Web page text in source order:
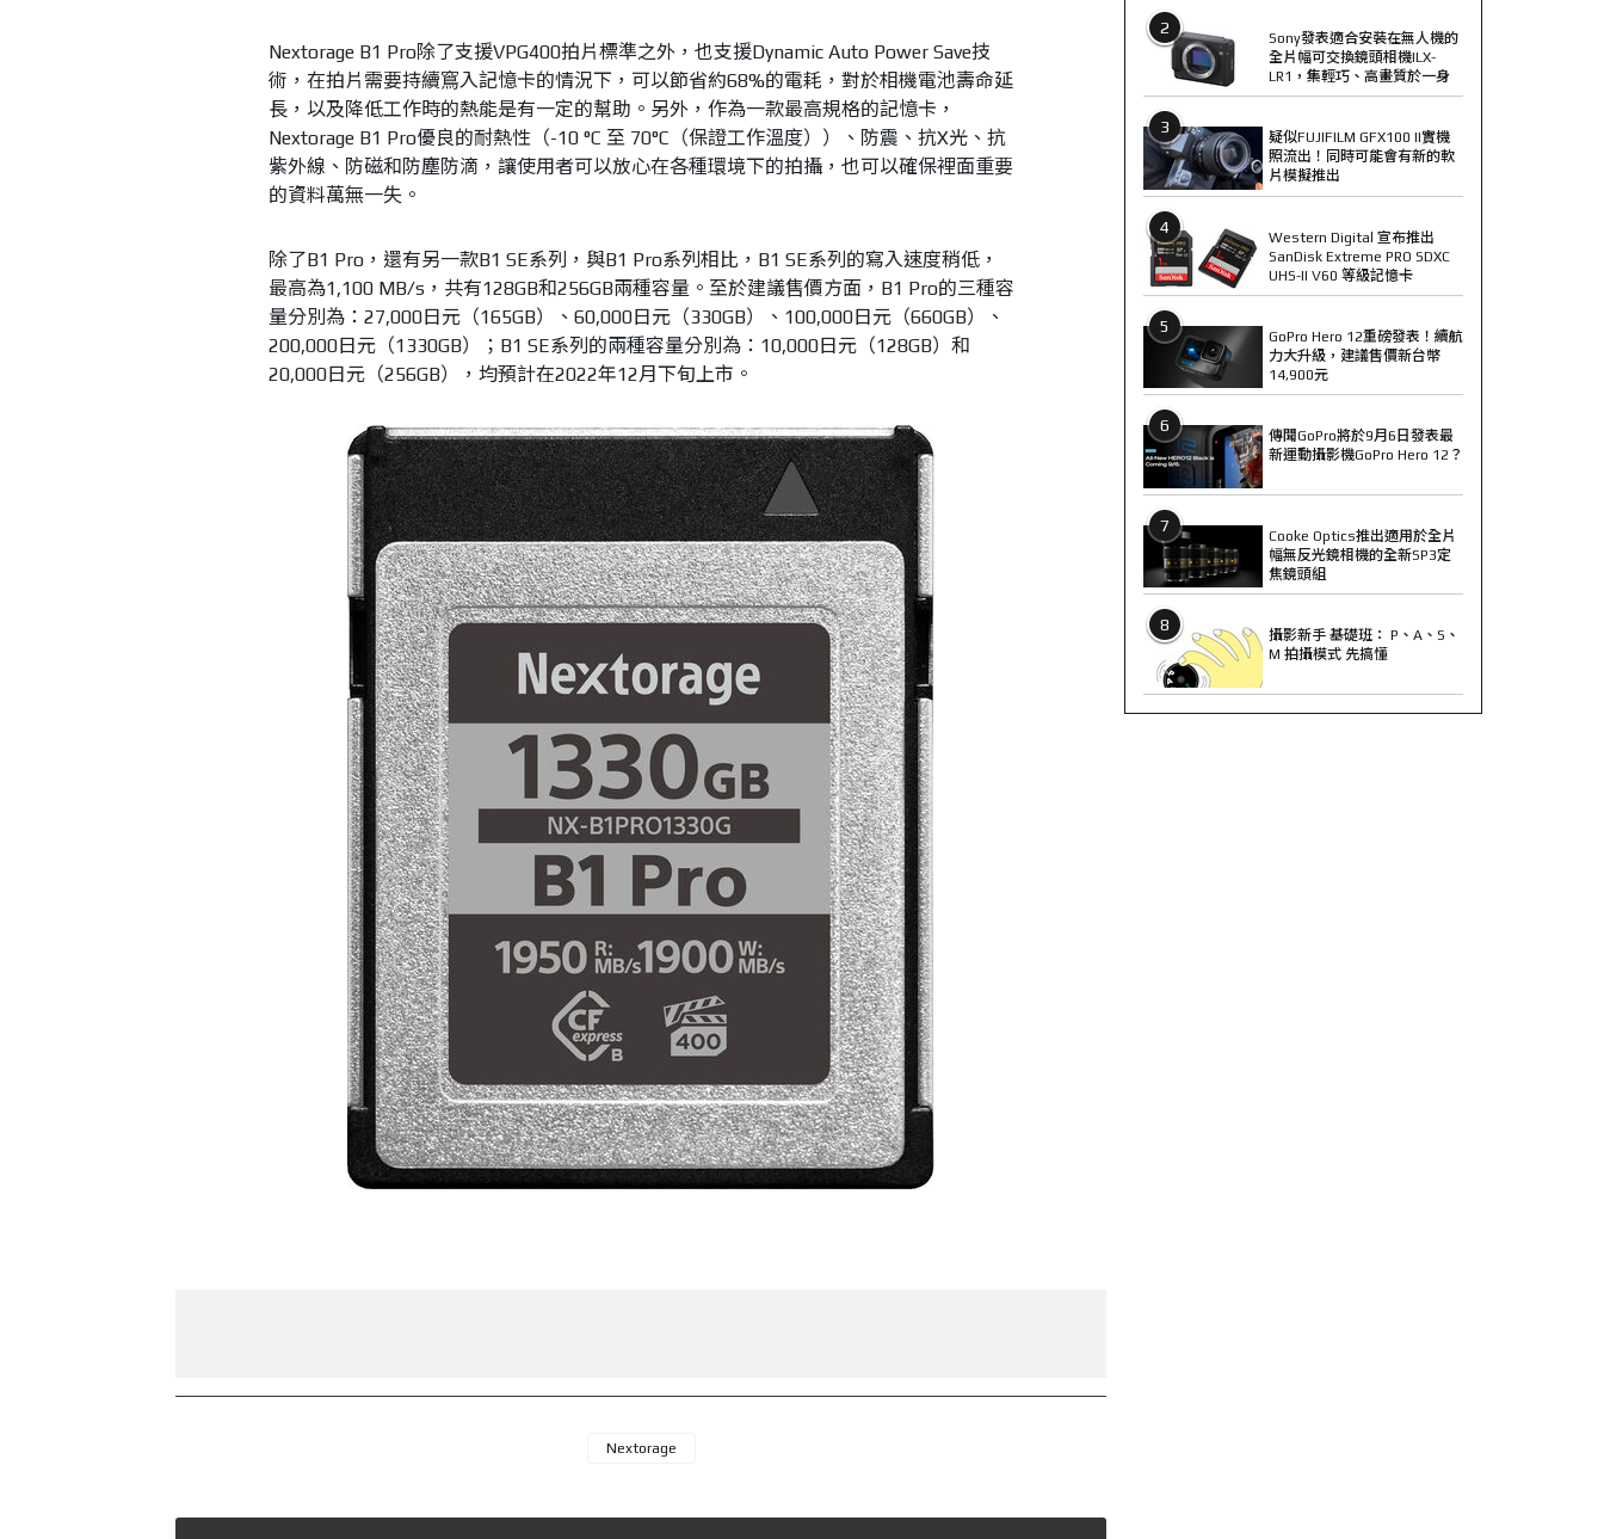
Nextorage B1 Pro除了支援VPG400拍片標準之外，也支援Dynamic Auto Power Save技
術，在拍片需要持續窵入記憶卡的情況下，可以節省約68%的電耗，對於相機電池壽命延
長，以及降低工作時的熱能是有一定的幫助。另外，作為一款最高規格的記憶卡，
Nextorage B1 Pro優良的耐熱性（-10 °C 至 70°C（保證工作溫度））、防震、抗X光、抗
紫外線、防磁和防塵防滴，讓使用者可以放心在各種環境下的拍攝，也可以確保裡面重要
的資料萬無一失。
除了B1 Pro，還有另一款B1 SE系列，與B1 Pro系列相比，B1 SE系列的寫入速度稍低，
最高為1,100 MB/s，共有128GB和256GB兩種容量。至於建議售價方面，B1 Pro的三種容
量分別為：27,000日元（165GB）、60,000日元（330GB）、100,000日元（660GB）、
200,000日元（1330GB）；B1 SE系列的兩種容量分別為：10,000日元（128GB）和
20,000日元（256GB），均預計在2022年12月下旬上市。
Nextorage
2
Sony發表適合安裝在無人機的
全片幅可交換鏡頭相機ILX-
LR1，集輕巧、高畫質於一身
3
疑似FUJIFILM GFX100 II實機
照流出！同時可能會有新的軟
片模擬推出
4
Western Digital 宣布推出
SanDisk Extreme PRO SDXC
UHS-II V60 等級記憶卡
5
GoPro Hero 12重磅發表！續航
力大升級，建議售價新台幣
14,900元
6
傳聞GoPro將於9月6日發表最
新運動攝影機GoPro Hero 12？
7
Cooke Optics推出適用於全片
幅無反光鏡相機的全新SP3定
焦鏡頭組
8
攝影新手 基礎班： P、A、S、
M 拍攝模式 先搞懂